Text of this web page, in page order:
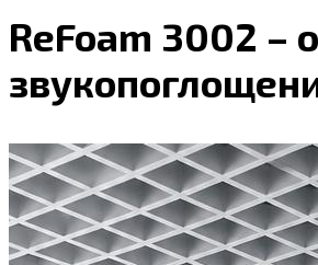
ReFoam 3002 –